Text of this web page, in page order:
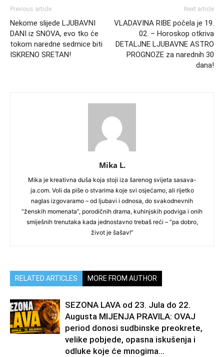
Previous article
Nekome slijede LJUBAVNI
DANI iz SNOVA, evo tko će
tokom naredne sedmice biti
ISKRENO SRETAN!
Next article
VLADAVINA RIBE počela je 19.
02. – Horoskop otkriva
DETALJNE LJUBAVNE ASTRO
PROGNOZE za narednih 30
dana!
Mika L.
Mika je kreativna duša koja stoji iza šarenog svijeta sasava-
ja.com. Voli da piše o stvarima koje svi osjećamo, ali rijetko
naglas izgovaramo – od ljubavi i odnosa, do svakodnevnih
“ženskih momenata”, porodičnih drama, kuhinjskih podviga i onih
smiješnih trenutaka kada jednostavno trebaš reći – “pa dobro,
život je šašav!”
RELATED ARTICLES MORE FROM AUTHOR
SEZONA LAVA od 23. Jula do 22.
Augusta MIJENJA PRAVILA: OVAJ
period donosi sudbinske preokrete,
velike pobjede, opasna iskušenja i
odluke koje će mnogima...